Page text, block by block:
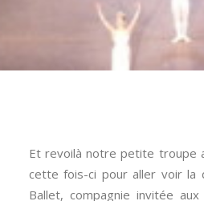
Et revoilà notre petite troupe
cette fois-ci pour aller voir la
Ballet, compagnie invitée